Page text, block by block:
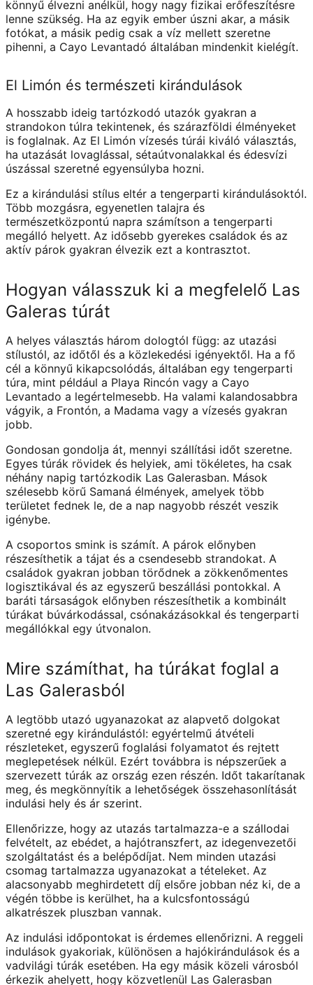
könnyű élvezni anélkül, hogy nagy fizikai erőfeszítésre
lenne szükség. Ha az egyik ember úszni akar, a másik
fotókat, a másik pedig csak a víz mellett szeretne
pihenni, a Cayo Levantadó általában mindenkit kielégít.
El Limón és természeti kirándulások
A hosszabb ideig tartózkodó utazók gyakran a
strandokon túlra tekintenek, és szárazföldi élményeket
is foglalnak. Az El Limón vízesés túrái kiváló választás,
ha utazását lovaglással, sétaútvonalakkal és édesvízi
úszással szeretné egyensúlyba hozni.
Ez a kirándulási stílus eltér a tengerparti kirándulásoktól.
Több mozgásra, egyenetlen talajra és
természetközpontú napra számítson a tengerparti
megálló helyett. Az idősebb gyerekes családok és az
aktív párok gyakran élvezik ezt a kontrasztot.
Hogyan válasszuk ki a megfelelő Las
Galeras túrát
A helyes választás három dologtól függ: az utazási
stílustól, az időtől és a közlekedési igényektől. Ha a fő
cél a könnyű kikapcsolódás, általában egy tengerparti
túra, mint például a Playa Rincón vagy a Cayo
Levantado a legértelmesebb. Ha valami kalandosabbra
vágyik, a Frontón, a Madama vagy a vízesés gyakran
jobb.
Gondosan gondolja át, mennyi szállítási időt szeretne.
Egyes túrák rövidek és helyiek, ami tökéletes, ha csak
néhány napig tartózkodik Las Galerasban. Mások
szélesebb körű Samaná élmények, amelyek több
területet fednek le, de a nap nagyobb részét veszik
igénybe.
A csoportos smink is számít. A párok előnyben
részesíthetik a tájat és a csendesebb strandokat. A
családok gyakran jobban törődnek a zökkenőmentes
logisztikával és az egyszerű beszállási pontokkal. A
baráti társaságok előnyben részesíthetik a kombinált
túrákat búvárkodással, csónakázásokkal és tengerparti
megállókkal egy útvonalon.
Mire számíthat, ha túrákat foglal a
Las Galerasból
A legtöbb utazó ugyanazokat az alapvető dolgokat
szeretné egy kirándulástól: egyértelmű átvételi
részleteket, egyszerű foglalási folyamatot és rejtett
meglepetések nélkül. Ezért továbbra is népszerűek a
szervezett túrák az ország ezen részén. Időt takarítanak
meg, és megkönnyítik a lehetőségek összehasonlítását
indulási hely és ár szerint.
Ellenőrizze, hogy az utazás tartalmazza-e a szállodai
felvételt, az ebédet, a hajótranszfert, az idegenvezetői
szolgáltatást és a belépődíjat. Nem minden utazási
csomag tartalmazza ugyanazokat a tételeket. Az
alacsonyabb meghirdetett díj elsőre jobban néz ki, de a
végén többe is kerülhet, ha a kulcsfontosságú
alkatrészek pluszban vannak.
Az indulási időpontokat is érdemes ellenőrizni. A reggeli
indulások gyakoriak, különösen a hajókirándulások és a
vadvilági túrák esetében. Ha egy másik közeli városból
érkezik ahelyett, hogy közvetlenül Las Galerasban